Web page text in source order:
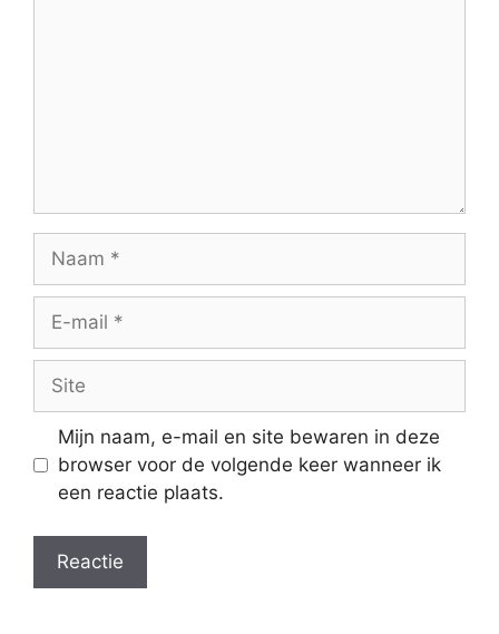
Naam
Site
Mijn naam, e-mail en site bewaren in deze
browser voor de volgende keer wanneer ik
een reactie plaats.